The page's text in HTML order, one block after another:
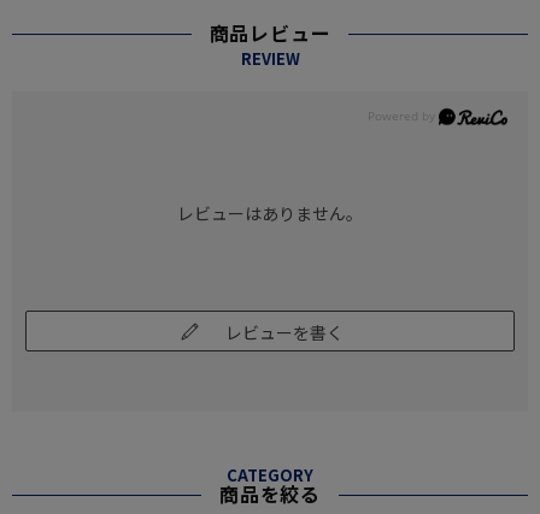
商品レビュー
REVIEW
レビューはありません。
レビューを書く
CATEGORY
商品を絞る